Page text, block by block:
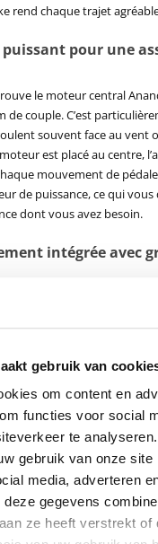
gebruik van
om content en
functies voor social
te
gebruik van onze site
media, adverteren
deze gegevens
ze heeft verstrekt of
rend chaque trajet
pour une
le moteur central
de couple. C’est
souvent face au vent
est placé au centre,
mouvement de
de puissance, ce qui
dont vous avez besoin.
intégrée avec
est équipé d’une batterie
élégamment dissimulée
répartition du poids.
d’une autonomie allant
le niveau d’assistance choisi.
courts trajets quotidiens
4 et 6 heures, de sorte
de charge.
Nexus 7 vitesses